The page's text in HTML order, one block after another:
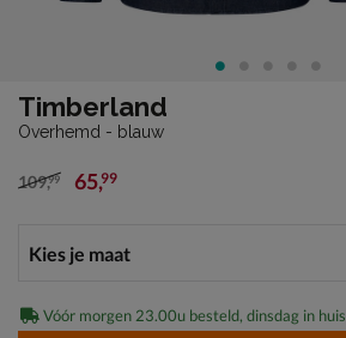
Timberland
Overhemd - blauw
van € 109,99 voor € 65,99
109,99 65,99
Vóór morgen 23.00u besteld, dinsdag in huis